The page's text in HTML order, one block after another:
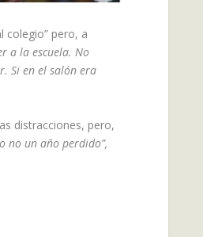
colegio” pero, a
a la escuela. No
Si en el salón era
distracciones, pero,
no un año perdido”,